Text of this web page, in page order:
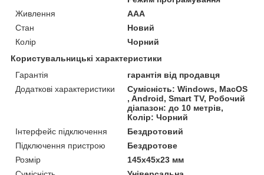
Живлення
AAA
Стан
Новий
Колір
Чорний
Користувальницькі характеристики
Гарантія
гарантія від продавця
Додаткові характеристики
Сумісність: Windows, MacOS
, Android, Smart TV, Робочий
діапазон: до 10 метрів,
Колір: Чорний
Інтерфейс підключення
Бездротовий
Підключення пристрою
Бездротове
Розмір
145х45х23 мм